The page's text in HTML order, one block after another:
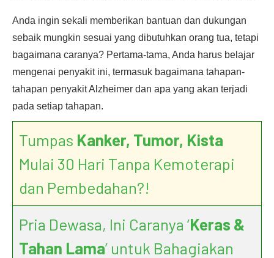
Anda ingin sekali memberikan bantuan dan dukungan
sebaik mungkin sesuai yang dibutuhkan orang tua, tetapi
bagaimana caranya? Pertama-tama, Anda harus belajar
mengenai penyakit ini, termasuk bagaimana tahapan-
tahapan penyakit Alzheimer dan apa yang akan terjadi
pada setiap tahapan.
Tumpas Kanker, Tumor, Kista
Mulai 30 Hari Tanpa Kemoterapi
dan Pembedahan?!
Pria Dewasa, Ini Caranya ‘Keras &
Tahan Lama’ untuk Bahagiakan